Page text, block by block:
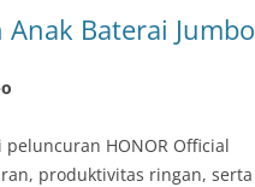
Anak Baterai Jumbo
HONOR Official
produktivitas ringan, serta